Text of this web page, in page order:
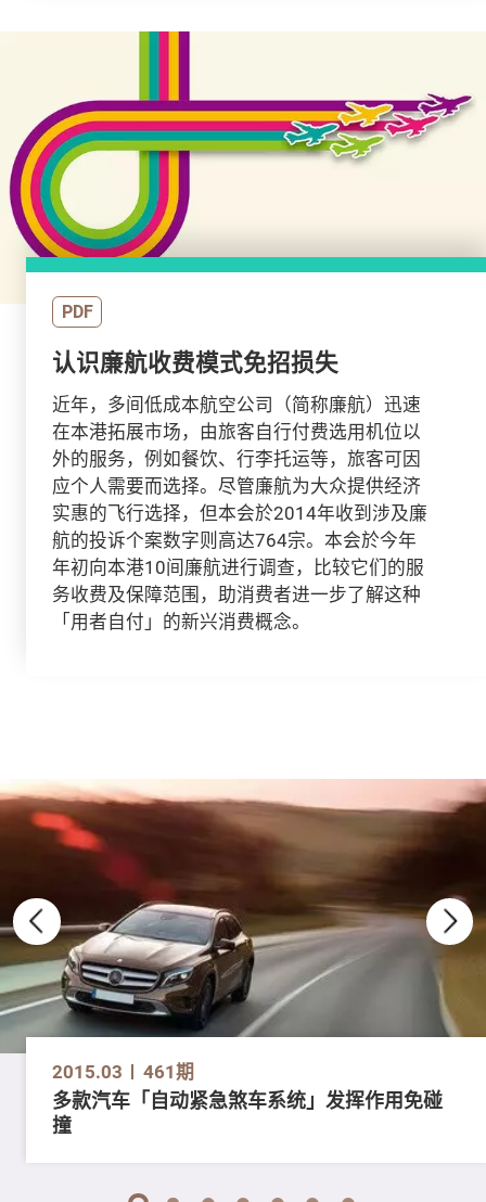
PDF
认识廉航收费模式免招损失
近年，多间低成本航空公司（简称廉航）迅速
在本港拓展市场，由旅客自行付费选用机位以
外的服务，例如餐饮、行李托运等，旅客可因
应个人需要而选择。尽管廉航为大众提供经济
实惠的飞行选择，但本会於2014年收到涉及廉
航的投诉个案数字则高达764宗。本会於今年
年初向本港10间廉航进行调查，比较它们的服
务收费及保障范围，助消费者进一步了解这种
「用者自付」的新兴消费概念。
2015.03 461期
多款汽车「自动紧急煞车系统」发挥作用免碰
撞